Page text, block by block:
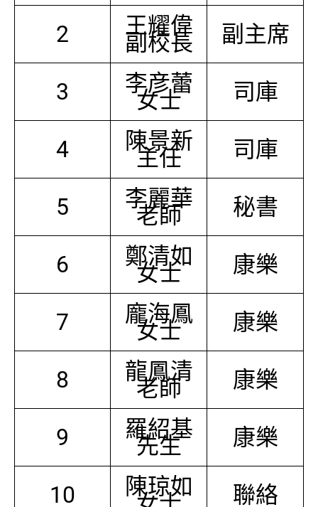
2 王耀偉
副校長 副主席
3 李彦蕾
女士 司庫
4 陳景新
主任 司庫
5 李麗華
老師 秘書
6 鄭清如
女士 康樂
7 龐海鳳
女士 康樂
8 龍鳳清
老師 康樂
9 羅紹基
先生 康樂
10 陳琼如 聯絡